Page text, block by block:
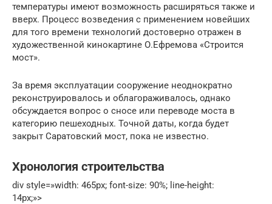
температуры имеют возможность расширяться также и
вверх. Процесс возведения с применением новейших
для того времени технологий достоверно отражен в
художественной кинокартине О.Ефремова «Строится
мост».
За время эксплуатации сооружение неоднократно
реконструировалось и облагораживалось, однако
обсуждается вопрос о сносе или переводе моста в
категорию пешеходных. Точной даты, когда будет
закрыт Саратовский мост, пока не известно.
Хронология строительства
div style=»width: 465px; font-size: 90%; line-height:
14px;»>